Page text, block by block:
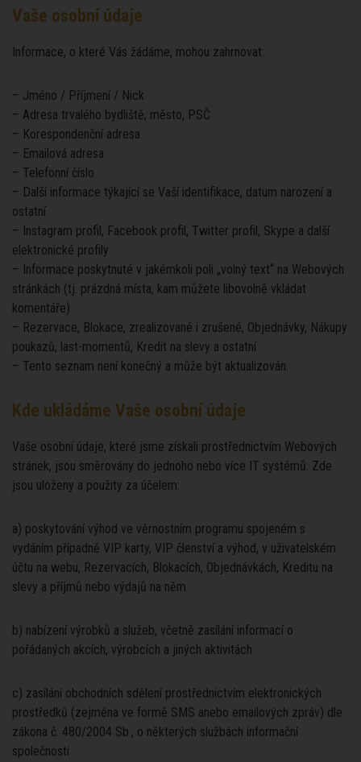
Vaše osobní údaje
Informace, o které Vás žádáme, mohou zahrnovat:
– Jméno / Příjmení / Nick
– Adresa trvalého bydliště, město, PSČ
– Korespondenční adresa
– Emailová adresa
– Telefonní číslo
– Další informace týkající se Vaší identifikace, datum narození a
ostatní
– Instagram profil, Facebook profil, Twitter profil, Skype a další
elektronické profily
– Informace poskytnuté v jakémkoli poli „volný text“ na Webových
stránkách (tj. prázdná místa, kam můžete libovolně vkládat
komentáře)
– Rezervace, Blokace, zrealizované i zrušené, Objednávky, Nákupy
poukazů, last-momentů, Kredit na slevy a ostatní
– Tento seznam není konečný a může být aktualizován.
Kde ukládáme Vaše osobní údaje
Vaše osobní údaje, které jsme získali prostřednictvím Webových
stránek, jsou směrovány do jednoho nebo více IT systémů. Zde
jsou uloženy a použity za účelem:
a) poskytování výhod ve věrnostním programu spojeném s
vydáním případně VIP karty, VIP členství a výhod, v uživatelském
účtu na webu, Rezervacích, Blokacích, Objednávkách, Kreditu na
slevy a příjmů nebo výdajů na něm
b) nabízení výrobků a služeb, včetně zasílání informací o
pořádaných akcích, výrobcích a jiných aktivitách
c) zasílání obchodních sdělení prostřednictvím elektronických
prostředků (zejména ve formě SMS anebo emailových zpráv) dle
zákona č. 480/2004 Sb., o některých službách informační
společnosti